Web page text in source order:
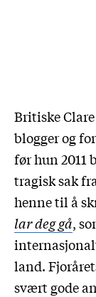
Britiske
blogger og
før hun 2011
tragisk sak
henne til å
lar deg gå,
land.
svært gode